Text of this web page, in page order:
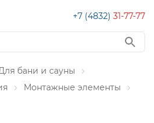
+7 (4832) 31-77-77
бани и сауны
Монтажные элементы